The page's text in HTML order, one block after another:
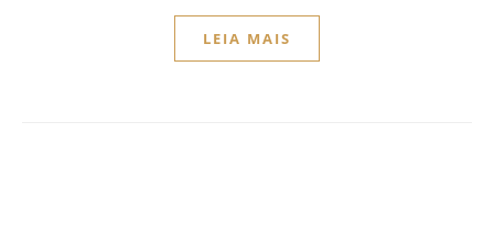
LEIA MAIS